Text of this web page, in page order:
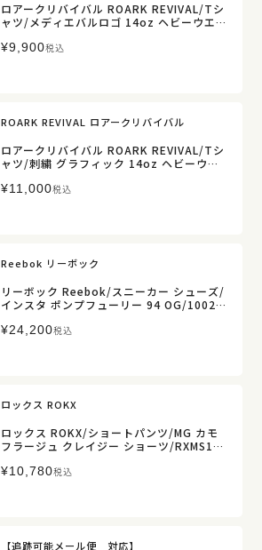
ロアークリバイバル ROARK REVIVAL/Tシ
ャツ/メディエバルロゴ 14oz ヘビーウエイ
扱】
¥9,900税込
ROARK REVIVAL ロアークリバイバル
ロアークリバイバル ROARK REVIVAL/Tシ
ャツ/刺繍 グラフィック 14oz ヘビーウエ
取扱】
¥11,000税込
Reebok リーボック
リーボック Reebok/スニーカー シューズ/
インスタ ポンプフューリー 94 OG/10024
¥24,200税込
ロックス ROKX
ロックス ROKX/ショートパンツ/MG カモ
フラージュ クレイジー ショーツ/RXMS193
¥10,780税込
【追跡可能メール便 対応】